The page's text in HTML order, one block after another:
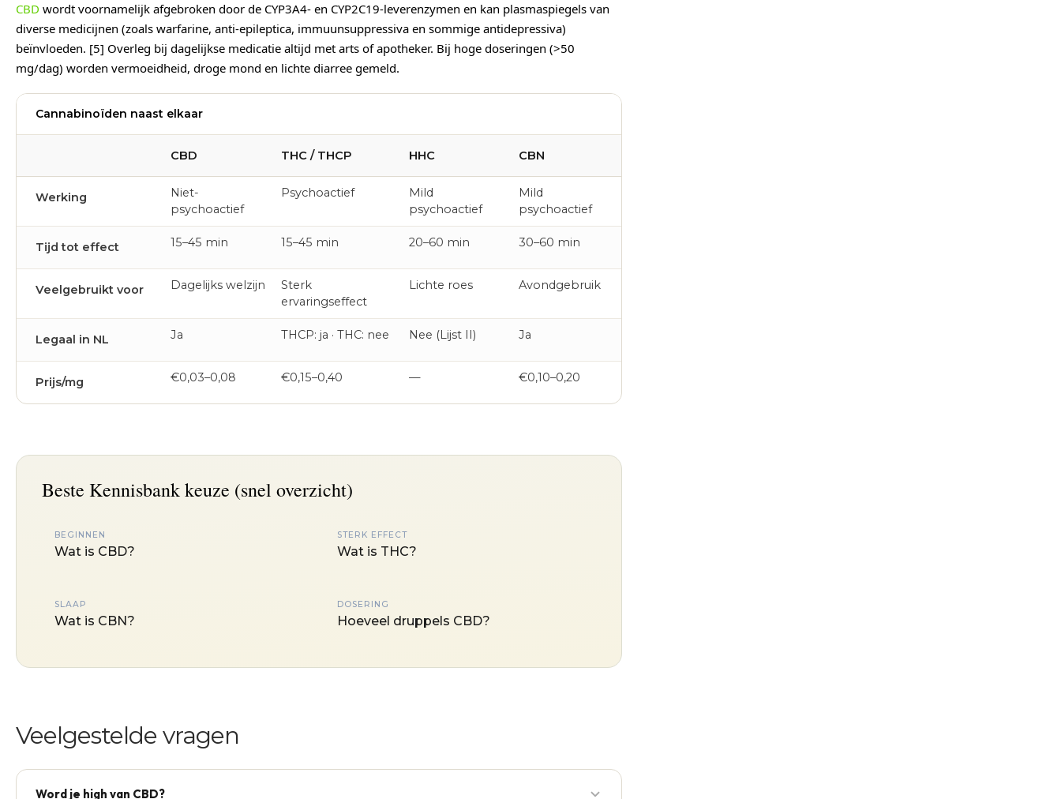
CBD wordt voornamelijk afgebroken door de CYP3A4- en CYP2C19-leverenzymen en kan plasmaspiegels van
diverse medicijnen (zoals warfarine, anti-epileptica, immuunsuppressiva en sommige antidepressiva)
beïnvloeden. [5] Overleg bij dagelijkse medicatie altijd met arts of apotheker. Bij hoge doseringen (>50
mg/dag) worden vermoeidheid, droge mond en lichte diarree gemeld.
Cannabinoïden naast elkaar
CBD THC / THCP HHC CBN
Werking
Niet-
psychoactief
Psychoactief
Mild
psychoactief
Mild
psychoactief
Tijd tot effect 15–45 min 15–45 min 20–60 min 30–60 min
Veelgebruikt voor Dagelijks welzijn
Sterk
ervaringseffect
Lichte roes Avondgebruik
Legaal in NL Ja THCP: ja · THC: nee Nee (Lijst II) Ja
Prijs/mg €0,03–0,08 €0,15–0,40 — €0,10–0,20
Beste Kennisbank keuze (snel overzicht)
BEGINNEN
Wat is CBD?
STERK EFFECT
Wat is THC?
SLAAP
Wat is CBN?
DOSERING
Hoeveel druppels CBD?
Veelgestelde vragen
Word je high van CBD?